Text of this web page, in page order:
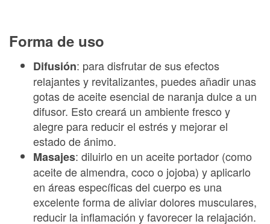
Forma de uso
Difusión: para disfrutar de sus efectos
relajantes y revitalizantes, puedes añadir unas
gotas de aceite esencial de naranja dulce a un
difusor. Esto creará un ambiente fresco y
alegre para reducir el estrés y mejorar el
estado de ánimo.
Masajes: diluirlo en un aceite portador (como
aceite de almendra, coco o jojoba) y aplicarlo
en áreas específicas del cuerpo es una
excelente forma de aliviar dolores musculares,
reducir la inflamación y favorecer la relajación.